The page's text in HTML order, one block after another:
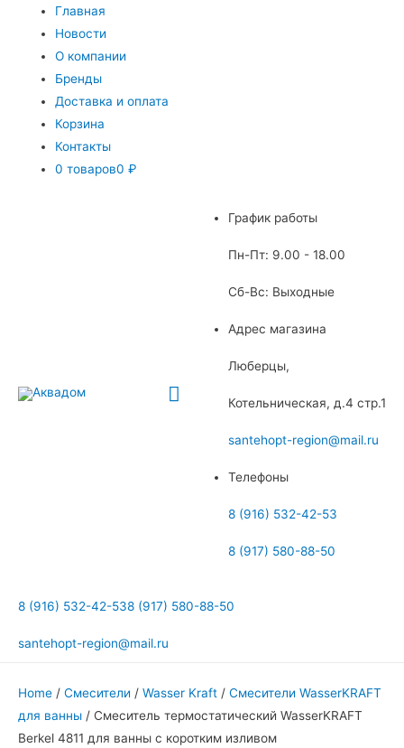
Главная
Новости
О компании
Бренды
Доставка и оплата
Корзина
Контакты
0 товаров0 ₽
Главное
График работы
Пн-Пт: 9.00 - 18.00
Сб-Вс: Выходные
Адрес магазина
Люберцы,
Котельническая, д.4 стр.1
santehopt-region@mail.ru
Телефоны
8 (916) 532-42-53
8 (917) 580-88-50
8 (916) 532-42-538 (917) 580-88-50
santehopt-region@mail.ru
Home / Смесители / Wasser Kraft / Смесители WasserKRAFT
для ванны / Смеситель термостатический WasserKRAFT
Berkel 4811 для ванны с коротким изливом